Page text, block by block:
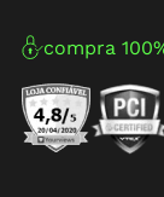
compra